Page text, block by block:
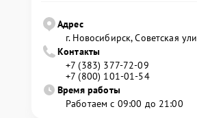
Адрес
г. Новосибирск, Советская
Контакты
+7 (383) 377-72-09
+7 (800) 101-01-54
Время работы
Работаем с 09:00 до 21:00